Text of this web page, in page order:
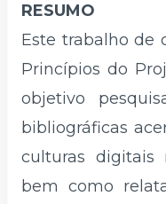
RESUMO
Este trabalho de
Princípios do
objetivo
bibliográficas
culturas digitais
bem como